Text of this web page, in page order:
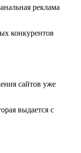
реклама
конкурентов
сайтов уже
выдается с